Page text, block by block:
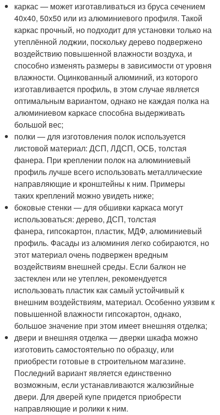
каркас — может изготавливаться из бруса сечением
40х40, 50х50 или из алюминиевого профиля. Такой
каркас прочный, но подходит для установки только на
утеплённой лоджии, поскольку дерево подвержено
воздействию повышенной влажности воздуха, и
способно изменять размеры в зависимости от уровня
влажности. Оцинкованный алюминий, из которого
изготавливается профиль, в этом случае является
оптимальным вариантом, однако не каждая полка на
алюминиевом каркасе способна выдерживать
большой вес;
полки — для изготовления полок используется
листовой материал: ДСП, ЛДСП, ОСБ, толстая
фанера. При креплении полок на алюминиевый
профиль лучше всего использовать металлические
направляющие и кронштейны к ним. Примеры
таких креплений можно увидеть ниже;
боковые стенки — для обшивки каркаса могут
использоваться: дерево, ДСП, толстая
фанера, гипсокартон, пластик, МДФ, алюминиевый
профиль. Фасады из алюминия легко собираются, но
этот материал очень подвержен вредным
воздействиям внешней среды. Если балкон не
застеклен или не утеплен, рекомендуется
использовать пластик как самый устойчивый к
внешним воздействиям, материал. Особенно уязвим к
повышенной влажности гипсокартон, однако,
большое значение при этом имеет внешняя отделка;
двери и внешняя отделка — дверки шкафа можно
изготовить самостоятельно по образцу, или
приобрести готовые в строительном магазине.
Последний вариант является единственно
возможным, если устанавливаются жалюзийные
двери. Для дверей купе придется приобрести
направляющие и ролики к ним.